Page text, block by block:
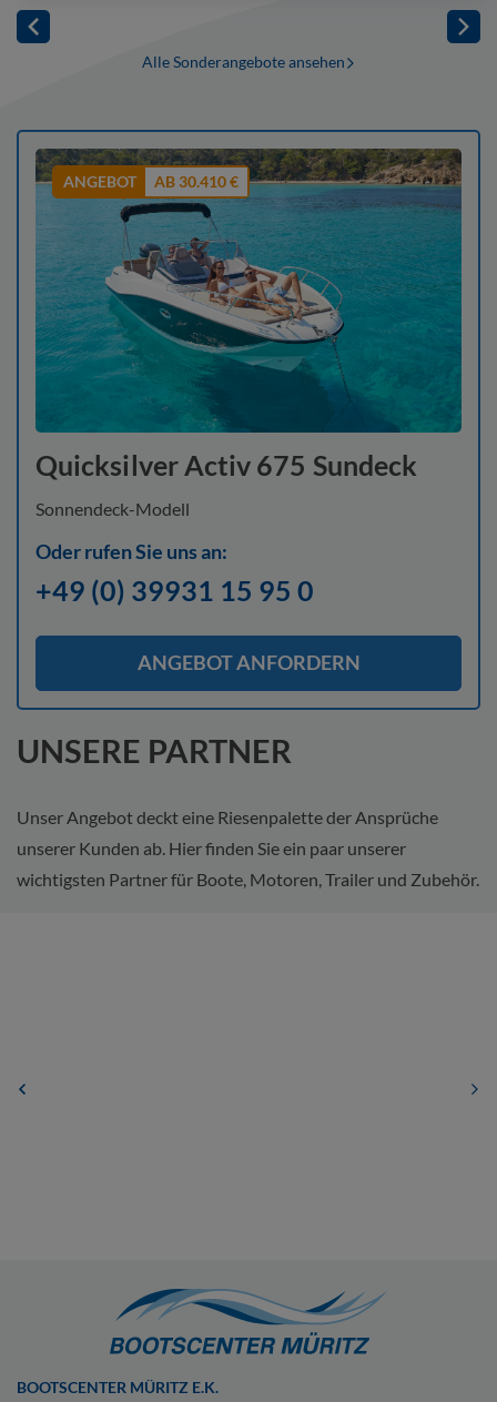
Alle Sonderangebote ansehen
Quicksilver Activ 675 Sundeck
Sonnendeck-Modell
Oder rufen Sie uns an:
+49 (0) 39931 15 95 0
ANGEBOT ANFORDERN
ANGEBOT AB 30.410 €
UNSERE PARTNER
Unser Angebot deckt eine Riesenpalette der Ansprüche
unserer Kunden ab. Hier finden Sie ein paar unserer
wichtigsten Partner für Boote, Motoren, Trailer und Zubehör.
BOOTSCENTER MÜRITZ E.K.